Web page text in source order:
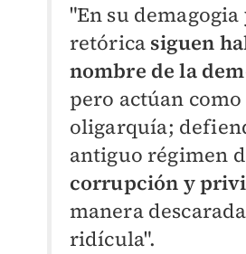
"En su demagogia
retórica siguen
nombre de la
pero actúan
oligarquía;
antiguo régimen
corrupción y
manera
ridícula".